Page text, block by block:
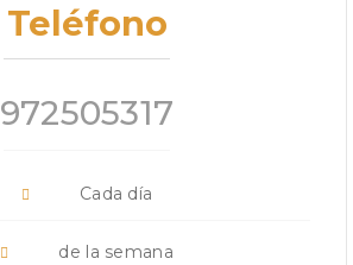
Teléfono
972505317
Cada día
de la semana